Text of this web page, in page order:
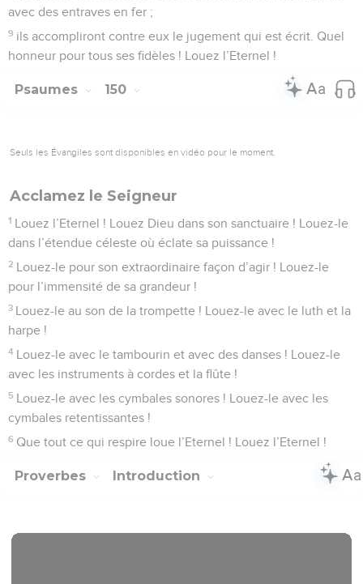
avec des entraves en fer ;
9 ils accompliront contre eux le jugement qui est écrit. Quel
honneur pour tous ses fidèles ! Louez l’Eternel !
Psaumes 150
Seuls les Évangiles sont disponibles en vidéo pour le moment.
Acclamez le Seigneur
1 Louez l’Eternel ! Louez Dieu dans son sanctuaire ! Louez-le
dans l’étendue céleste où éclate sa puissance !
2 Louez-le pour son extraordinaire façon d’agir ! Louez-le
pour l’immensité de sa grandeur !
3 Louez-le au son de la trompette ! Louez-le avec le luth et la
harpe !
4 Louez-le avec le tambourin et avec des danses ! Louez-le
avec les instruments à cordes et la flûte !
5 Louez-le avec les cymbales sonores ! Louez-le avec les
cymbales retentissantes !
6 Que tout ce qui respire loue l’Eternel ! Louez l’Eternel !
Proverbes Introduction